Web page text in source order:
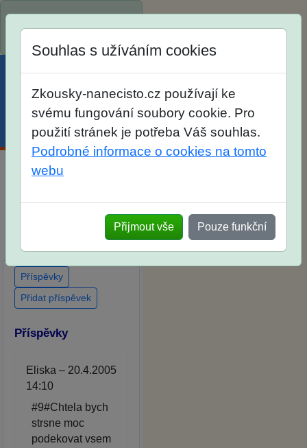
Spustili jsme přihlašování
na školní rok 2026/2027!
Účet Košík
u zkoušek na SŠ? Vaše
ohlasy po skutečných
přijímacích zkouškách
Souhlas s užíváním cookies
Zkousky-nanecisto.cz používají ke
svému fungování soubory cookie. Pro
použití stránek je potřeba Váš souhlas.
Podrobné informace o cookies na tomto
webu
Přijmout vše Pouze funkční
Příspěvky
Přidat příspěvek
Příspěvky
Eliska – 20.4.2005
14:10
#9#Chtela bych
strsne moc
podekovat vsem